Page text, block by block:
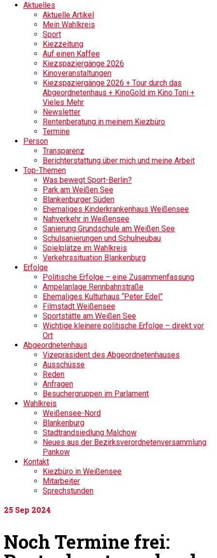
Aktuelles
Aktuelle Artikel
Mein Wahlkreis
Sport
Kiezzeitung
Auf einen Kaffee
Kiezspaziergänge 2026
Kinoveranstaltungen
Kiezspaziergänge 2026 + Tour durch das
Abgeordnetenhaus + KinoGold im Kino Toni +
Vieles Mehr
Newsletter
Rentenberatung in meinem Kiezbüro
Termine
Person
Transparenz
Berichterstattung über mich und meine Arbeit
Top-Themen
Was bewegt Sport-Berlin?
Park am Weißen See
Blankenburger Süden
Ehemaliges Kinderkrankenhaus Weißensee
Nahverkehr in Weißensee
Sanierung Grundschule am Weißen See
Schulsanierungen und Schulneubau
Spielplätze im Wahlkreis
Verkehrssituation Blankenburg
Erfolge
Politische Erfolge – eine Zusammenfassung
Ampelanlage Rennbahnstraße
Ehemaliges Kulturhaus “Peter Edel”
Filmstadt Weißensee
Sportstätte am Weißen See
Wichtige kleinere politische Erfolge – direkt vor
Ort
Abgeordnetenhaus
Vizepräsident des Abgeordnetenhauses
Ausschüsse
Reden
Anfragen
Besuchergruppen im Parlament
Wahlkreis
Weißensee-Nord
Blankenburg
Stadtrandsiedlung Malchow
Neues aus der Bezirksverordnetenversammlung
Pankow
Kontakt
Kiezbüro in Weißensee
Mitarbeiter
Sprechstunden
25 Sep 2024
Noch Termine frei: